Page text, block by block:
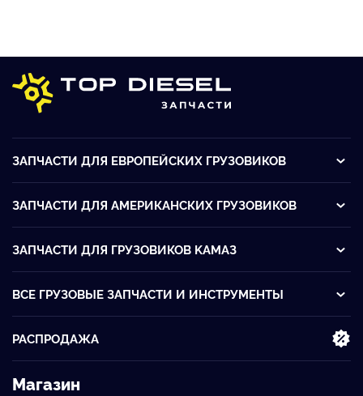
ЗАПЧАСТИ ДЛЯ ЕВРОПЕЙСКИХ ГРУЗОВИКОВ
ЗАПЧАСТИ ДЛЯ АМЕРИКАНСКИХ ГРУЗОВИКОВ
ЗАПЧАСТИ ДЛЯ ГРУЗОВИКОВ KАМАЗ
ВСЕ ГРУЗОВЫЕ ЗАПЧАСТИ И ИНСТРУМЕНТЫ
РАСПРОДАЖА
Магазин